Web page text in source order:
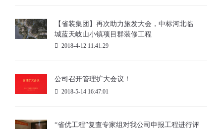
【省装集团】再次助力旅发大会，中标河北临
城蓝天岐山小镇项目群装修工程
2018-4-12 11:41:29
公司召开管理扩大会议！
2018-5-14 16:47:01
“省优工程”复查专家组对我公司申报工程进行评